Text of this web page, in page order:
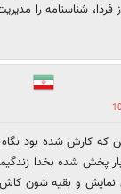
فردا، شناسنامه را
10
که کارش شده بود نگاه
پخش شده بخدا
نمایش و بقیه شون